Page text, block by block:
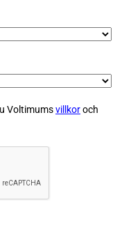
Voltimumsvillkoroch